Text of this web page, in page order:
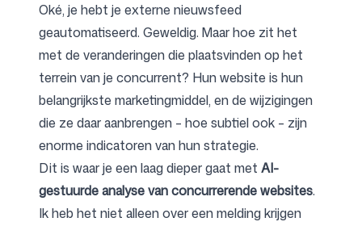
Oké, je hebt je externe nieuwsfeed
geautomatiseerd. Geweldig. Maar hoe zit het
met de veranderingen die plaatsvinden op het
terrein van je concurrent? Hun website is hun
belangrijkste marketingmiddel, en de wijzigingen
die ze daar aanbrengen – hoe subtiel ook – zijn
enorme indicatoren van hun strategie.
Dit is waar je een laag dieper gaat met AI-
gestuurde analyse van concurrerende websites.
Ik heb het niet alleen over een melding krijgen